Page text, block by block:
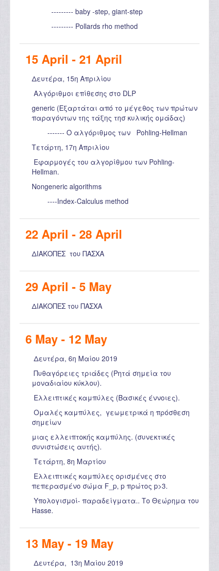
--------- baby -step, giant-step
--------- Pollards rho method
15 April - 21 April
Δευτέρα, 15η Απριλίου
Αλγόριθμοι επίθεσης στο DLP
generic (Εξαρτάται από το μέγεθος των πρώτων
παραγόντων της τάξης τησ κυλικής ομάδας)
------- Ο αλγόριθμος των Pohling-Hellman
Τετάρτη, 17η Απριλίου
Εφαρμογές του αλγορίθμου των Pohling-
Hellman.
Nongeneric algorithms
----Index-Calculus method
22 April - 28 April
ΔΙΑΚΟΠΕΣ του ΠΑΣΧΑ
29 April - 5 May
ΔΙΑΚΟΠΕΣ του ΠΑΣΧΑ
6 May - 12 May
Δευτέρα, 6η Μαίου 2019
Πυθαγόρειες τριάδες (Ρητά σημεία του
μοναδιαίου κύκλου).
Ελλειπτικές καμπύλες (Βασικές έννοιες).
Ομαλές καμπύλες, γεωμετρικά η πρόσθεση
σημείων
μιας ελλειπτοκής καμπύλης. (συνεκτικές
συνιστώσεις αυτής).
Τετάρτη, 8η Μαρτίου
Ελλειπτικές καμπύλες ορισμένες στο
πεπερασμένο σώμα F_p, p πρώτος p>3.
Υπολογισμοί- παραδείγματα.. Το Θεώρημα του
Hasse.
13 May - 19 May
Δευτέρα, 13η Μαίου 2019